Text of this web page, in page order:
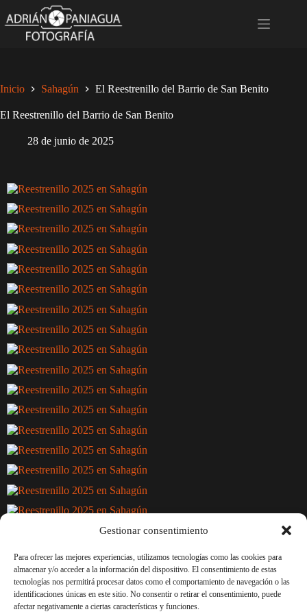
Gestionar consentimiento
Para ofrecer las mejores experiencias, utilizamos tecnologías como las cookies para
almacenar y/o acceder a la información del dispositivo. El consentimiento de estas
tecnologías nos permitirá procesar datos como el comportamiento de navegación o las
identificaciones únicas en este sitio. No consentir o retirar el consentimiento, puede
afectar negativamente a ciertas características y funciones.
contenido
Inicio Sahagún El Reestrenillo del Barrio de San Benito
El Reestrenillo del Barrio de San Benito
28 de junio de 2025
ANTERIOR SIGUIENTE